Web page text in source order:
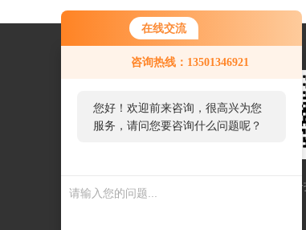
在线交流
咨询热线：13501346921
您好！欢迎前来咨询，很高兴为您
服务，请问您要咨询什么问题呢？
扫
扫一扫联系我们